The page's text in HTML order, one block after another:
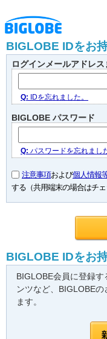
BIGLOBE IDをお
ログインメールアドレ
Q: IDを忘れました。
BIGLOBE パスワード
Q: パスワードを忘れまし
注意事項および個人情報
する（共用端末の場合はチェ
BIGLOBE IDをお
BIGLOBE会員に登録
ンツなど、BIGLOBE
ます。